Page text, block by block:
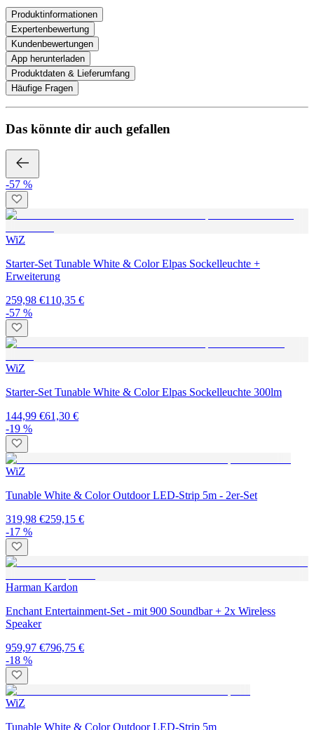
Produktinformationen
Expertenbewertung
Kundenbewertungen
App herunterladen
Produktdaten & Lieferumfang
Häufige Fragen
Das könnte dir auch gefallen
-57 %
WiZ
Starter-Set Tunable White & Color Elpas Sockelleuchte +
Erweiterung
259,98 €110,35 €
-57 %
WiZ
Starter-Set Tunable White & Color Elpas Sockelleuchte 300lm
144,99 €61,30 €
-19 %
WiZ
Tunable White & Color Outdoor LED-Strip 5m - 2er-Set
319,98 €259,15 €
-17 %
Harman Kardon
Enchant Entertainment-Set - mit 900 Soundbar + 2x Wireless
Speaker
959,97 €796,75 €
-18 %
WiZ
Tunable White & Color Outdoor LED-Strip 5m